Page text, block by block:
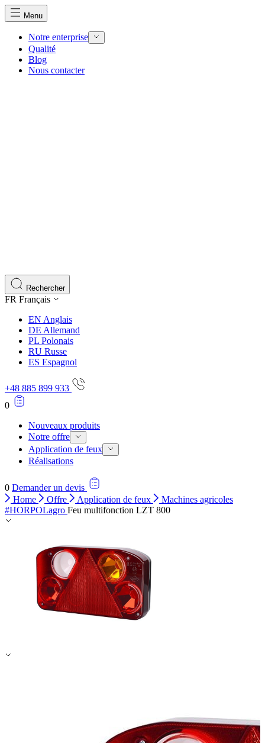
Menu
Notre enterprise
Qualité
Blog
Nous contacter
Rechercher
FR Français
EN Anglais
DE Allemand
PL Polonais
RU Russe
ES Espagnol
+48 885 899 933
0
Nouveaux produits
Notre offre
Application de feux
Réalisations
0 Demander un devis
Home
Offre Application de feux
Machines agricoles
#HORPOLagro Feu multifonction LZT 800
Nous partageons également des informations sur votre
rapportant des informations de manière anonyme.
Les cookies marketing sont utilisés pour suivre les
engageantes pour l'utilisateur individuel et, par
Non classés
Les cookies non classés sont des cookies qui sont en